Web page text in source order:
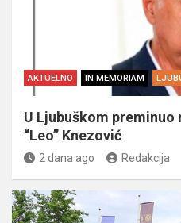
AKTUELNO IN MEMORIAM
U Ljubuškom preminuo
“Leo” Knezović
2 dana ago Redakcija